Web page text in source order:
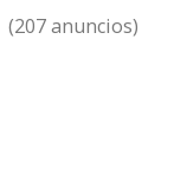
(207 anuncios)